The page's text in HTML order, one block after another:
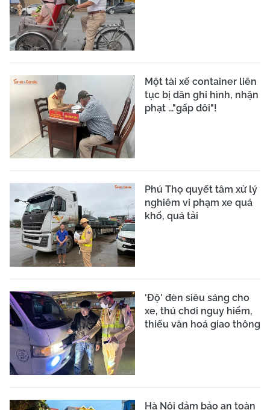
Bắt tạm giam đối tượng
đâm vào cán bộ Cảnh
sát giao thông
Tài xế chở quá khổ bị
CSGT xử phạt từ hình
ảnh vi phạm người dân
VNeTraffic – Tiện ích số
cho quản lý và xử lý vi
phạm giao thông
XEM THÊM